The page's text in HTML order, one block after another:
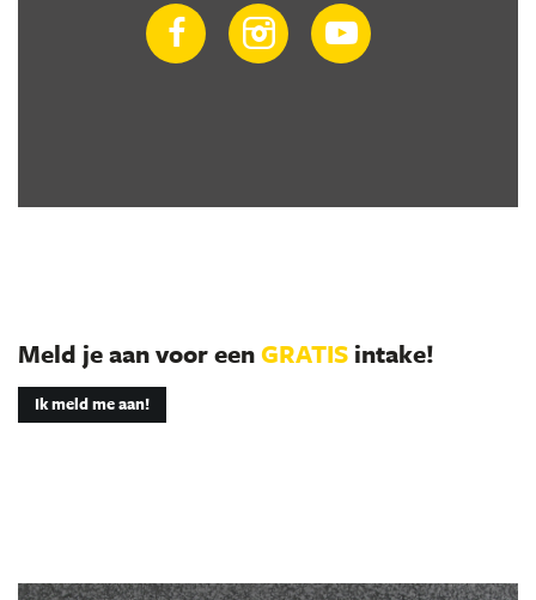
Meld je aan voor eenGRATIS intake!
Ik meld me aan!